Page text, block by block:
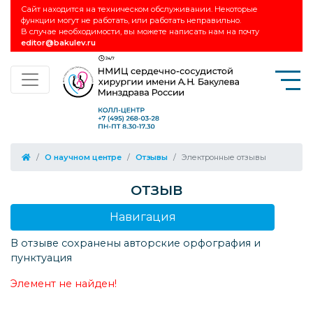
Сайт находится на техническом обслуживании. Некоторые
функции могут не работать, или работать неправильно.
В случае необходимости, вы можете написать нам на почту
editor@bakulev.ru
О научном центре Отзывы Электронные отзывы
ОТЗЫВ
Навигация
В отзыве сохранены авторские орфография и
пунктуация
Элемент не найден!